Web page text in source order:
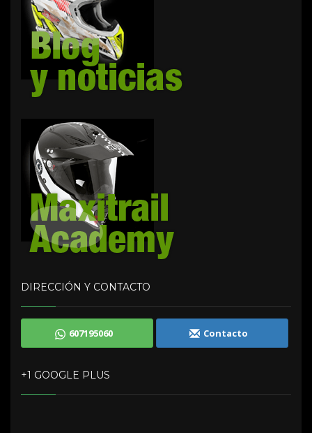
DIRECCIÓN Y CONTACTO
607195060 Contacto
+1 GOOGLE PLUS